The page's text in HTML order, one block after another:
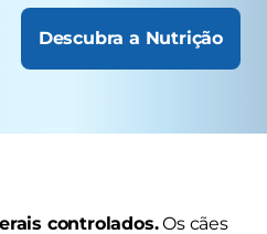
Descubra a Nutrição
controlados.Os cães